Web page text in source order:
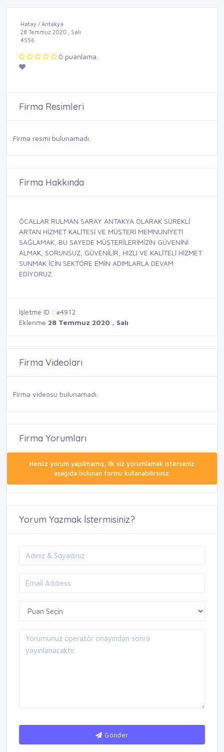
Hatay / Antakya
28 Temmuz 2020 , Salı
4556
0 puanlama.
Firma Resimleri
Firma resmi bulunamadı.
Firma Hakkında
ÖCALLAR RULMAN SARAY ANTAKYA OLARAK SÜREKLİ
ARTAN HİZMET KALİTESİ VE MÜŞTERİ MEMNUNİYETİ
SAĞLAMAK, BU SAYEDE MÜŞTERİLERİMİZİN GÜVENİNİ
ALMAK, SORUNSUZ, GÜVENİLİR, HIZLI VE KALİTELİ HİZMET
SUNMAK İÇİN SEKTÖRE EMİN ADIMLARLA DEVAM
EDİYORUZ.
İşletme ID : #4912
Eklenme 28 Temmuz 2020 , Salı
Firma Videoları
Firma videosu bulunamadı.
Firma Yorumları
Henüz yorum yapılmamış, ilk siz yorumlamak isterseniz
aşağıda bulunan formu kullanabilirsiniz.
Yorum Yazmak İstermisiniz?
Gönder